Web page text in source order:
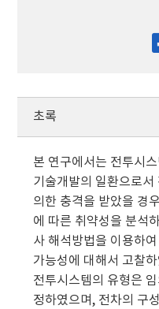
초록
본 연구에서는 전투시
기술개발의 일환으로서
의한 충격을 받았을 경
에 따른 취약성을 분석
사 해석방법을 이용하
가능성에 대해서 고찰
전투시스템의 유형은
정하였으며, 전차의 구